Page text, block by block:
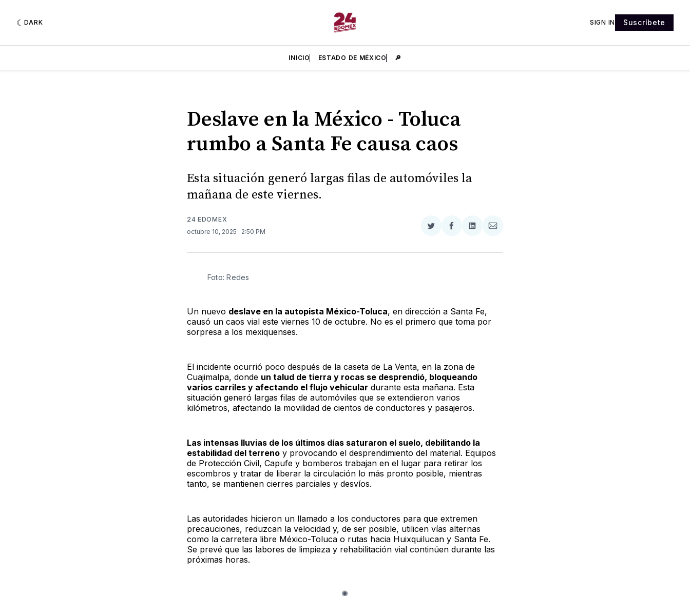
DARK SIGN IN Suscríbete
INICIO ESTADO DE MÉXICO 🔎
Deslave en la México - Toluca
rumbo a Santa Fe causa caos
Esta situación generó largas filas de automóviles la
mañana de este viernes.
24 EDOMEX
octubre 10, 2025 . 2:50 PM
Compartir
Twitter
Compartir
Facebook
Compartir
LinkedIn
Compartir
Email
Foto: Redes
Un nuevo deslave en la autopista México-Toluca, en dirección a Santa Fe,
causó un caos vial este viernes 10 de octubre. No es el primero que toma por
sorpresa a los mexiquenses.
El incidente ocurrió poco después de la caseta de La Venta, en la zona de
Cuajimalpa, donde un talud de tierra y rocas se desprendió, bloqueando
varios carriles y afectando el flujo vehicular durante esta mañana. Esta
situación generó largas filas de automóviles que se extendieron varios
kilómetros, afectando la movilidad de cientos de conductores y pasajeros.
Las intensas lluvias de los últimos días saturaron el suelo, debilitando la
estabilidad del terrenoy provocando el desprendimiento del material. Equipos
de Protección Civil, Capufe y bomberos trabajan en el lugar para retirar los
escombros y tratar de liberar la circulación lo más pronto posible, mientras
tanto, se mantienen cierres parciales y desvíos.
Las autoridades hicieron un llamado a los conductores para que extremen
precauciones, reduzcan la velocidad y, de ser posible, utilicen vías alternas
como la carretera libre México-Toluca o rutas hacia Huixquilucan y Santa Fe.
Se prevé que las labores de limpieza y rehabilitación vial continúen durante las
próximas horas.